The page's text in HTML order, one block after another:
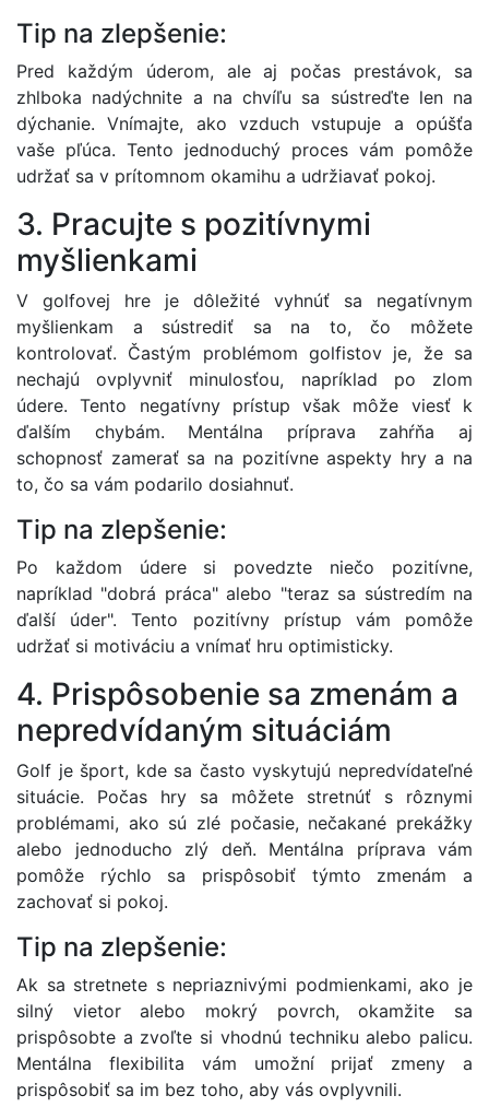
Tip na zlepšenie:
Pred každým úderom, ale aj počas prestávok, sa
zhlboka nadýchnite a na chvíľu sa sústreďte len na
dýchanie. Vnímajte, ako vzduch vstupuje a opúšťa
vaše pľúca. Tento jednoduchý proces vám pomôže
udržať sa v prítomnom okamihu a udržiavať pokoj.
3. Pracujte s pozitívnymi
myšlienkami
V golfovej hre je dôležité vyhnúť sa negatívnym
myšlienkam a sústrediť sa na to, čo môžete
kontrolovať. Častým problémom golfistov je, že sa
nechajú ovplyvniť minulosťou, napríklad po zlom
údere. Tento negatívny prístup však môže viesť k
ďalším chybám. Mentálna príprava zahŕňa aj
schopnosť zamerať sa na pozitívne aspekty hry a na
to, čo sa vám podarilo dosiahnuť.
Tip na zlepšenie:
Po každom údere si povedzte niečo pozitívne,
napríklad "dobrá práca" alebo "teraz sa sústredím na
ďalší úder". Tento pozitívny prístup vám pomôže
udržať si motiváciu a vnímať hru optimisticky.
4. Prispôsobenie sa zmenám a
nepredvídaným situáciám
Golf je šport, kde sa často vyskytujú nepredvídateľné
situácie. Počas hry sa môžete stretnúť s rôznymi
problémami, ako sú zlé počasie, nečakané prekážky
alebo jednoducho zlý deň. Mentálna príprava vám
pomôže rýchlo sa prispôsobiť týmto zmenám a
zachovať si pokoj.
Tip na zlepšenie:
Ak sa stretnete s nepriaznivými podmienkami, ako je
silný vietor alebo mokrý povrch, okamžite sa
prispôsobte a zvoľte si vhodnú techniku alebo palicu.
Mentálna flexibilita vám umožní prijať zmeny a
prispôsobiť sa im bez toho, aby vás ovplyvnili.